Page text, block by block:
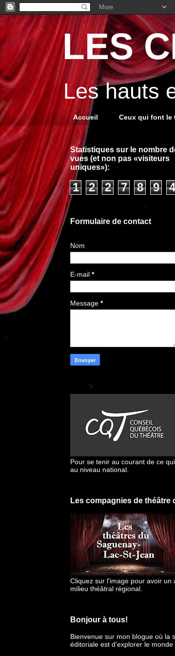
LES
Les hauts
Accueil Ceux qui font le
Statistiques sur le nombre
vues (et non pas «visiteurs
uniques»):
1 2 2 7 8 9 4
Formulaire de contact
Nom
E-mail *
Message *
Pour se tenir au courant de ce
au niveau national.
Les compagnies de théâtre
Cliquez sur l'image pour avoir un
milieu théâtral régional.
Bonjour à tous!
Bienvenue sur mon blogue où la
éditoriale est d'explorer le monde